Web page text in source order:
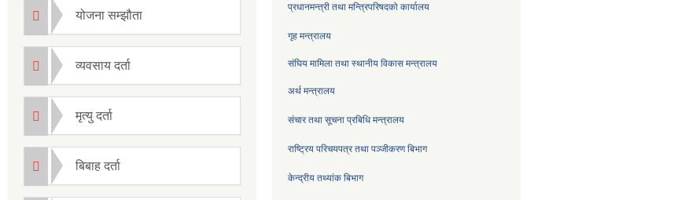
योजना सम्झौता
व्यवसाय दर्ता
मृत्यु दर्ता
बिबाह दर्ता
प्रधानमन्त्री तथा मन्त्रिपरिषदको कार्यालय
गृह मन्त्रालय
संघिय मामिला तथा स्थानीय विकास मन्त्रालय
अर्थ मन्त्रालय
संचार तथा सूचना प्रबिधि मन्त्रालय
राष्ट्रिय परिचयपत्र तथा पञ्जीकरण बिभाग
केन्द्रीय तथ्यांक बिभाग